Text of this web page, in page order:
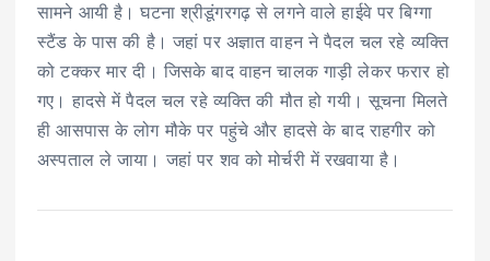
सामने आयी है। घटना श्रीडूंगरगढ़ से लगने वाले हाईवे पर बिग्गा
स्टैंड के पास की है। जहां पर अज्ञात वाहन ने पैदल चल रहे व्यक्ति
को टक्कर मार दी। जिसके बाद वाहन चालक गाड़ी लेकर फरार हो
गए। हादसे में पैदल चल रहे व्यक्ति की मौत हो गयी। सूचना मिलते
ही आसपास के लोग मौके पर पहुंचे और हादसे के बाद राहगीर को
अस्पताल ले जाया। जहां पर शव को मोर्चरी में रखवाया है।